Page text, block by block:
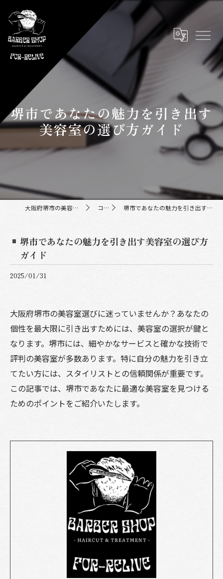
堺市であなたの魅力を引き出す
美容室の選び方ガイド
大阪府堺市の美容室ならFor-Relive コラム 堺市であなたの魅力を引き出す美容室の選び方ガイド
堺市であなたの魅力を引き出す美容室の選び方
ガイド
2025/01/31
大阪府堺市の美容室選びに迷っていませんか？あなたの
個性を最大限に引き出すためには、美容室の選択が鍵と
なります。堺市には、細やかなサービスと確かな技術で
評判の美容室が多数あります。特に自分の魅力を引き立
てたい方には、スタイリストとの信頼関係が重要です。
この記事では、堺市であなたに最適な美容室を見つける
ためのポイントをご紹介いたします。